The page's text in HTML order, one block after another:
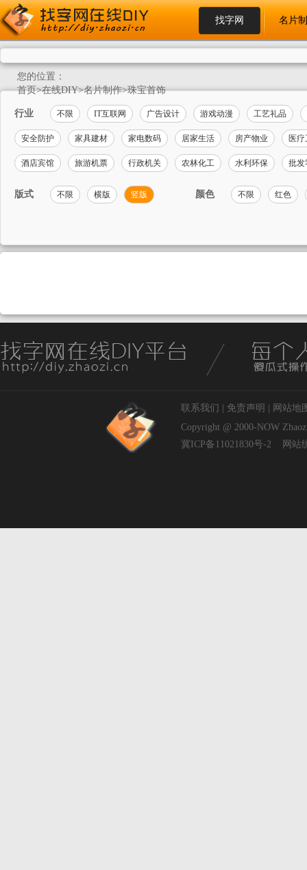
找字网 名片
您的位置：
首页>在线DIY>名片制作>珠宝首饰
行业 不限 IT互联网 广告设计 游戏动漫 工艺礼品
安全防护 家具建材 家电数码 居家生活 房产物业 医
酒店宾馆 旅游机票 行政机关 农林化工 水利环保 批发
版式 不限 横版 竖版 颜色 不限 红色
联系我们 免责声明
网站地
Copyright @ 2000-NOW
冀ICP备11021830号-2
网站